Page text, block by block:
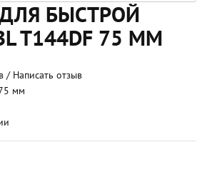
БЫСТРОЙ
T144DF 75 ММ
/ Написать отзыв
мм